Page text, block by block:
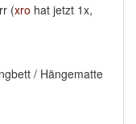
(xro hat jetzt 1x,
/ Hängematte